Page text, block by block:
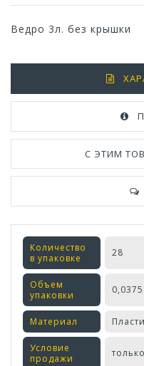
Ведро 3л. без крышки
С ЭТИМ
Количество
в упаковке
28
Объем
упаковки
Материал
Условие
продажи